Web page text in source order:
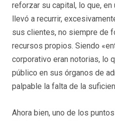
reforzar su capital, lo que,
llevó a recurrir,
sus clientes, no siempre de
recursos propios. Siendo
corporativo eran notorias, lo
público en sus órganos de
palpable la falta de la
Ahora bien, uno de los